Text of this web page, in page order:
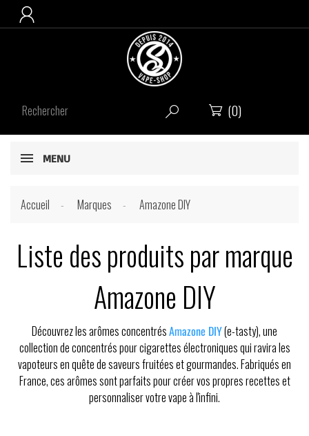

  (0)
MENU
Accueil Marques Amazone DIY
Liste des produits par marque
Amazone DIY
Découvrez les arômes concentrésAmazone DIY(e-tasty), une
collection de concentrés pour cigarettes électroniques qui ravira les
vapoteurs en quête de saveurs fruitées et gourmandes. Fabriqués en
France, ces arômes sont parfaits pour créer vos propres recettes et
personnaliser votre vape à l'infini.